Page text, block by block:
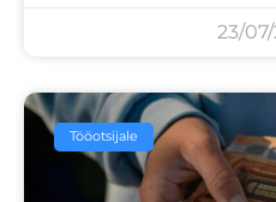
23/
Tööotsijale